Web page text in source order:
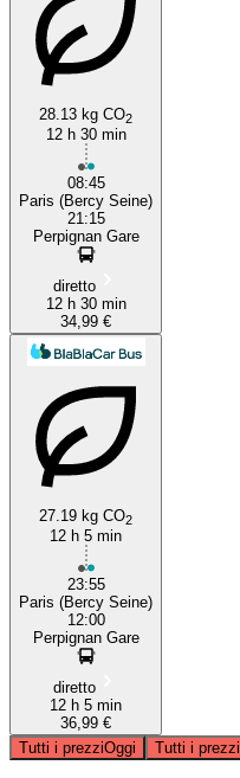
28.13 kg CO2
12 h 30 min
08:45
Paris (Bercy Seine)
21:15
Perpignan Gare
diretto
12 h 30 min
34,99 €
27.19 kg CO2
12 h 5 min
23:55
Paris (Bercy Seine)
12:00
Perpignan Gare
diretto
12 h 5 min
36,99 €
Tutti i prezziOggi Tutti i prezzi